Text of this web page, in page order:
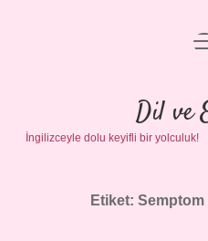
Gizlilik
Yasal
Dil ve
İngilizceyle dolu keyifli bir yolculuk!
Etiket: